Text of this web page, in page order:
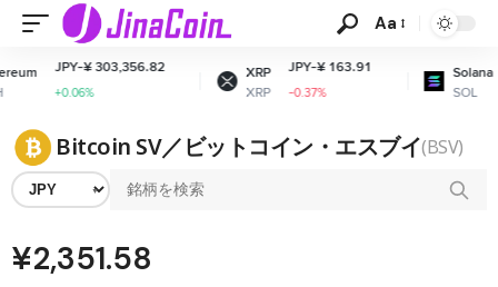
Aa
¥ 303,356.82 JPY-¥ 163.91
-0.37%
Solana
JPY-¥
+1%
Bitcoin SV／ビットコイン・エスブイ(BSV)
¥2,351.58